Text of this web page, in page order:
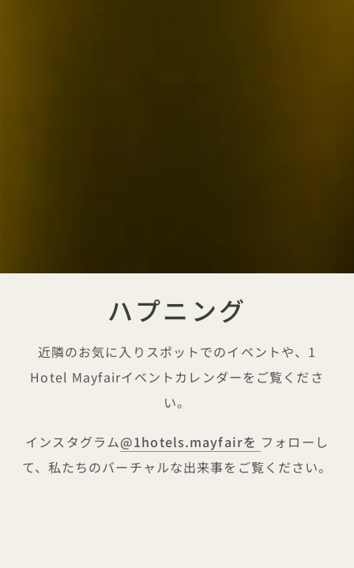
ハプニング
近隣のお気に入りスポットでのイベントや、1
Hotel Mayfairイベントカレンダーをご覧くださ
い。
インスタグラム@1hotels.mayfairを フォローし
て、私たちのバーチャルな出来事をご覧ください。